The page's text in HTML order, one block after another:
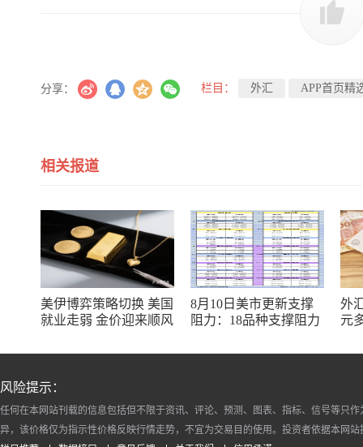
分享： 栏目： 外汇 APP首页精
相关报道
美伊博弈策略切换 美国
就业走弱 金价迎来顺风
8月10日美市更新支撑
阻力：18品种支撑阻力
及十大货币对)
外
元
风险提示：
任何在本网站刊载的信息包括但不限于资讯、评论、预测、图表、指标、信号等只
异，该价格仅为指示性价格反映行情走势，不宜为交易目的使用。投资者依据本网